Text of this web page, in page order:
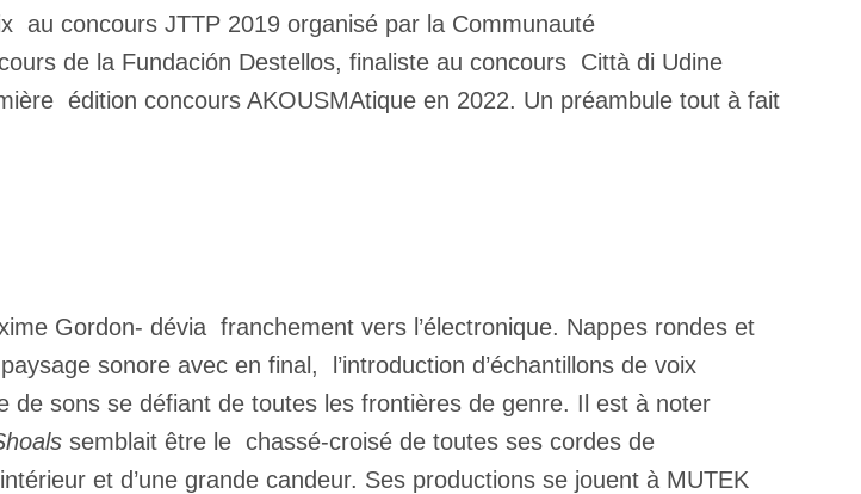
au concours JTTP 2019 organisé par la Communauté
de la Fundación Destellos, finaliste au concours Città di Udine
édition concours AKOUSMAtique en 2022. Un préambule tout à fait
Gordon- dévia franchement vers l’électronique. Nappes rondes et
sonore avec en final, l’introduction d’échantillons de voix
sons se défiant de toutes les frontières de genre. Il est à noter
semblait être le chassé-croisé de toutes ses cordes de
et d’une grande candeur. Ses productions se jouent à MUTEK